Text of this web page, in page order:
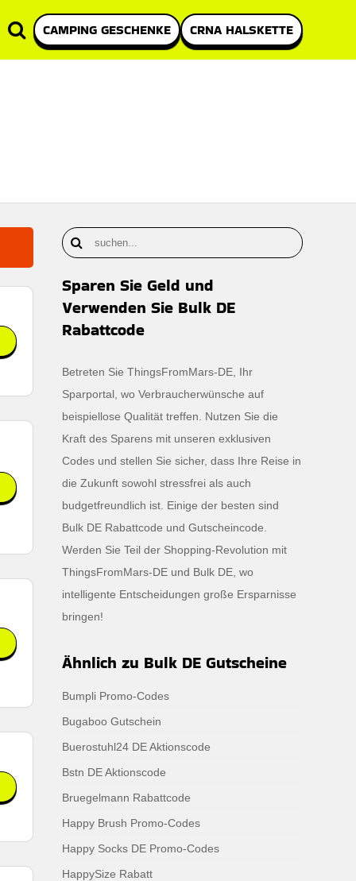
CAMPING GESCHENKE CRNA HALSKETTE
Sparen Sie Geld und
Verwenden Sie Bulk DE
Rabattcode
Betreten Sie ThingsFromMars-DE, Ihr
Sparportal, wo Verbraucherwünsche auf
beispiellose Qualität treffen. Nutzen Sie die
Kraft des Sparens mit unseren exklusiven
Codes und stellen Sie sicher, dass Ihre Reise in
die Zukunft sowohl stressfrei als auch
budgetfreundlich ist. Einige der besten sind
Bulk DE Rabattcode und Gutscheincode.
Werden Sie Teil der Shopping-Revolution mit
ThingsFromMars-DE und Bulk DE, wo
intelligente Entscheidungen große Ersparnisse
bringen!
Ähnlich zu Bulk DE Gutscheine
Bumpli Promo-Codes
Bugaboo Gutschein
Buerostuhl24 DE Aktionscode
Bstn DE Aktionscode
Bruegelmann Rabattcode
Happy Brush Promo-Codes
Happy Socks DE Promo-Codes
HappySize Rabatt